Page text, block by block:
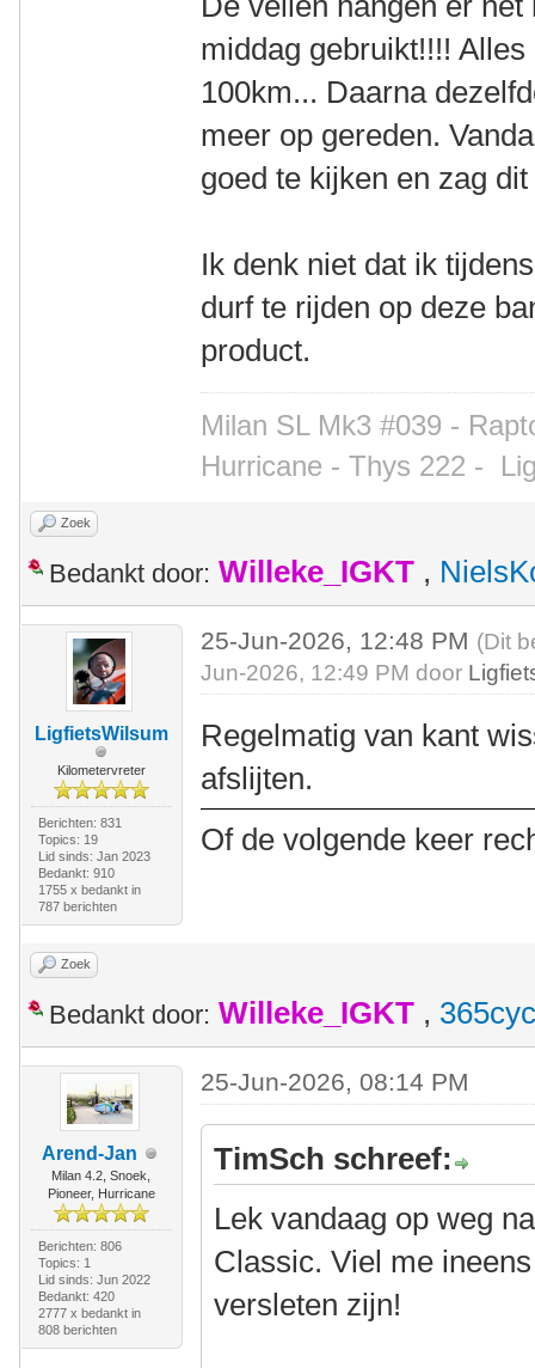
middag gebruikt!!!!
100km... Daarna
meer op gereden.
goed te kijken en zag
Ik denk niet dat ik
durf te rijden op deze
product.
Milan SL Mk3 #039 -
Hurricane - Thys 222 -
Zoek
Bedankt door: Willeke_IGKT ,
LigfietsWilsum
Kilometervreter
Berichten: 831
Topics: 19
Lid sinds: Jan 2023
Bedankt: 910
1755 x bedankt in
787 berichten
25-Jun-2026, 12:48 PM (Dit
Jun-2026, 12:49 PM door
Regelmatig van kant
afslijten.
Of de volgende keer
Zoek
Bedankt door: Willeke_IGKT ,
Arend-Jan
Milan 4.2, Snoek,
Pioneer, Hurricane
Berichten: 806
Topics: 1
Lid sinds: Jun 2022
Bedankt: 420
2777 x bedankt in
808 berichten
25-Jun-2026, 08:14 PM
TimSch schreef:
Lek vandaag op weg
Classic. Viel me
versleten zijn!